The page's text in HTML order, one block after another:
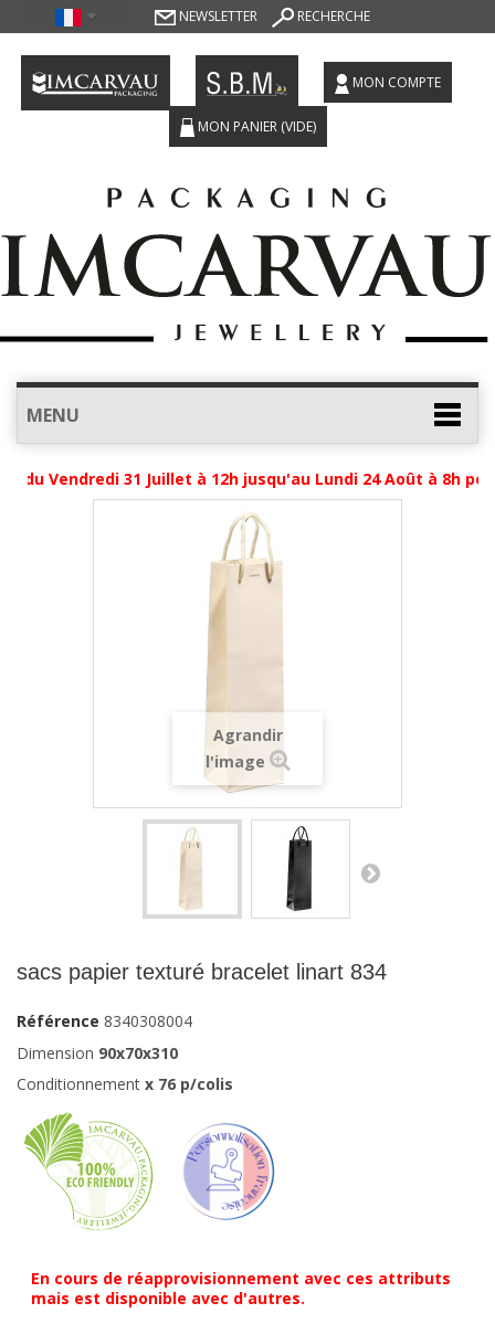
NEWSLETTER RECHERCHE
MON COMPTE
MON PANIER (VIDE)
MENU
Vendredi 31 Juillet à 12h jusqu'au Lundi 24 Août à 8h
Agrandir
l'image
sacs papier texturé bracelet linart 834
Référence 8340308004
Dimension 90x70x310
Conditionnement x 76 p/colis
En cours de réapprovisionnement avec ces attributs
mais est disponible avec d'autres.